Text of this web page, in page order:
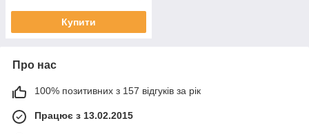
Купити
Про нас
100% позитивних з 157 відгуків за рік
Працює з 13.02.2015